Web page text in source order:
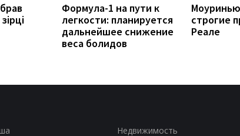
Формула-1 на пути к
легкости: планируется
дальнейшее снижение
веса болидов
строгие
Реале
Недвижимость